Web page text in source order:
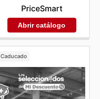
PriceSmart
Abrir catálogo
Caducado